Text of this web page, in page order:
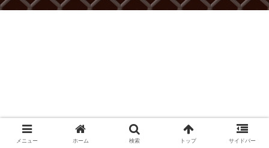
メニュー ホーム 検索 トップ サイドバー